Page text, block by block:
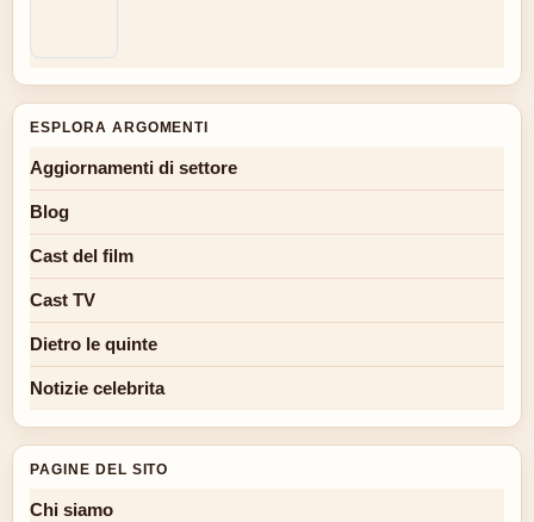
ESPLORA ARGOMENTI
Aggiornamenti di settore
Blog
Cast del film
Cast TV
Dietro le quinte
Notizie celebrita
PAGINE DEL SITO
Chi siamo